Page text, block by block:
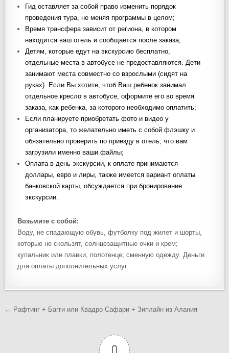
Гид оставляет за собой право изменить порядок
проведения тура, не меняя программы в целом;
Время трансфера зависит от региона, в котором
находится ваш отель и сообщается после заказа;
Детям, которые едут на экскурсию бесплатно,
отдельные места в автобусе не предоставляются. Дети
занимают места совместно со взрослыми (сидят на
руках). Если Вы хотите, чтоб Ваш ребенок занимал
отдельное кресло в автобусе, оформите его во время
заказа, как ребенка, за которого необходимо оплатить;
Если планируете приобретать фото и видео у
организатора, то желательно иметь с собой флэшку и
обязательно проверить по приезду в отель, что вам
загрузили именно ваши файлы;
Оплата в день экскурсии, к оплате принимаются
доллары, евро и лиры, также имеется вариант оплаты
банковской карты, обсуждается при бронирование
экскурсии.
Возьмите с собой:
Воду, не спадающую обувь, футболку под жилет и шорты,
которые не скользят, солнцезащитные очки и крем;
купальник или плавки, полотенце; сменную одежду. Деньги
для оплаты дополнительных услуг.
Навигация
← Рафтинг + Багги или Квадро Сафари + Зиплайн из Алания